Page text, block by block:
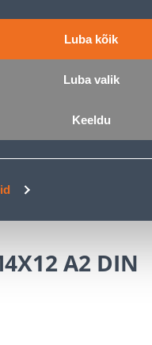
Luba kõik
Luba valik
Keeldu
ETRU
Корзина
БЛОГИ
A2 DIN